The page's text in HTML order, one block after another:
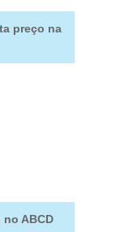
preço na
ABCD